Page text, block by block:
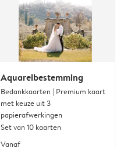
Aquarelbestemming
Bedankkaarten | Premium kaart
met keuze uit 3
papierafwerkingen
Set van 10 kaarten
Vanaf